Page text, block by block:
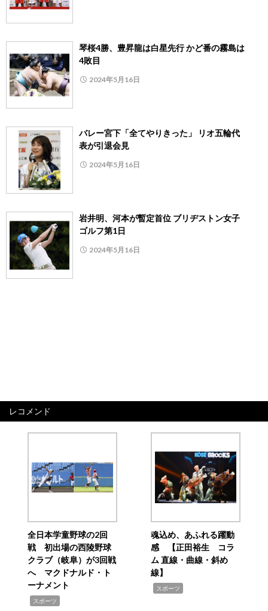
琴桜4勝、豊昇龍は白星先行 かど番の霧島は
4敗目
2024年5月16日
バレー宮下「全てやりきった」 リオ五輪代
表が引退会見
2024年5月16日
岩井明、河本が暫定首位 ブリヂストン女子
ゴルフ第1日
2024年5月16日
レコメンド
全日本学童野球の2回
戦 初出場の西陵野球
クラブ（岐阜）が3回戦
へ マクドナルド・ト
ーナメント
スポーツ
魂込め、あふれる躍動
感 【正田裕生 コラ
ム 直線・曲線・斜め
線】
スポーツ